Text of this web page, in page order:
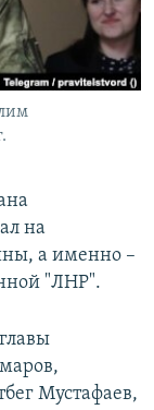
на
а именно –
"ЛНР".
Мустафаев,